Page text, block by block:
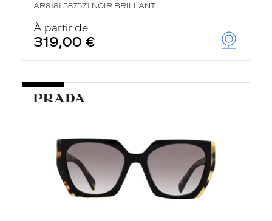
AR8181 587571 NOIR BRILLANT
À partir de
319,00 €